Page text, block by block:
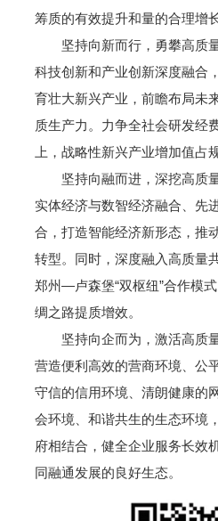
筹质的有效提升和量的合理增
坚持向新而行，勇攀高质
科技创新和产业创新深度融合
育壮大新兴产业，前瞻布局未
质生产力。力争全社会研发经
上，战略性新兴产业增加值占
坚持向融而进，深挖高质
实体经济与数智经济融合、先
合，打造智能经济新形态，推
转型。同时，深度融入高质量
郑州—卢森堡“双枢纽”合作模
绸之路提质增效。
坚持向企而为，激活高质量
营造便利高效的营商环境、公
守信的信用环境、清朗健康的
会环境、和谐共生的生态环境
府相结合，健全企业服务长效
同融通发展的良好生态。